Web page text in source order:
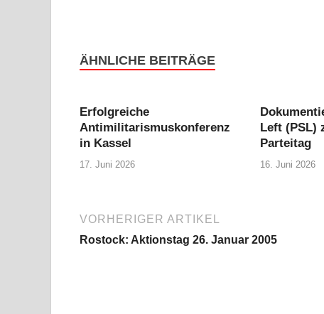
ÄHNLICHE BEITRÄGE
Erfolgreiche
Antimilitarismuskonferenz
in Kassel
17. Juni 2026
Left (PSL)
Parteitag
16. Juni 2026
VORHERIGER ARTIKEL
Rostock: Aktionstag 26. Januar 2005